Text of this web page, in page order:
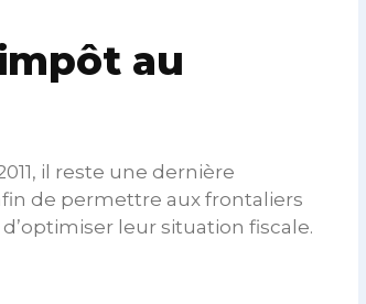
au
il reste une dernière
de permettre aux frontaliers
leur situation fiscale.